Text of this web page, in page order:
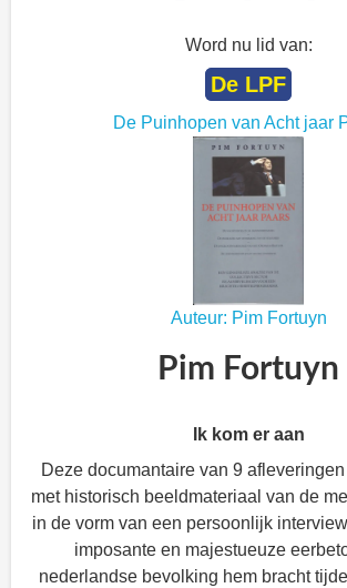
Word nu lid van:
De LPF
De Puinhopen van Acht jaar
Auteur: Pim Fortuyn
Pim Fortuyn
Ik kom er aan
Deze documantaire van 9
met historisch beeldmateriaal van de
in de vorm van een persoonlijk
imposante en majestueuze
nederlandse bevolking hem bracht